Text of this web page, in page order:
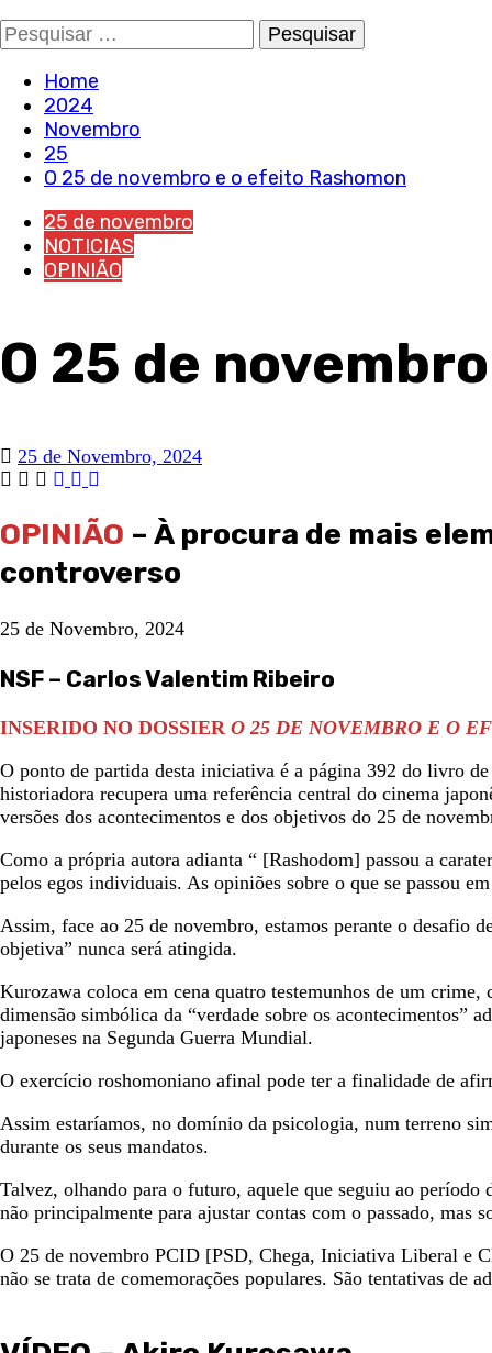
Pesquisar
por:
Home
2024
Novembro
25
O 25 de novembro e o efeito Rashomon
25 de novembro
NOTICIAS
OPINIÃO
O 25 de
25 de Novembro, 2024
OPINIÃO – À procura de mais
controverso
25 de Novembro, 2024
NSF – Carlos Valentim Ribeiro
INSERIDO NO DOSSIER O 25 DE NOVEMBRO E O
O ponto de partida desta iniciativa é a página 392 do livro
historiadora recupera uma referência central do cinema
versões dos acontecimentos e dos objetivos do 25 de
Como a própria autora adianta “ [Rashodom] passou a
pelos egos individuais. As opiniões sobre o que se passou
Assim, face ao 25 de novembro, estamos perante o desafio
objetiva” nunca será atingida.
Kurozawa coloca em cena quatro testemunhos de um
dimensão simbólica da “verdade sobre os acontecimentos”
japoneses na Segunda Guerra Mundial.
O exercício roshomoniano afinal pode ter a finalidade de
Assim estaríamos, no domínio da psicologia, num terreno
durante os seus mandatos.
Talvez, olhando para o futuro, aquele que seguiu ao
não principalmente para ajustar contas com o passado,
O 25 de novembro PCID [PSD, Chega, Iniciativa Liberal e
não se trata de comemorações populares. São tentativas de